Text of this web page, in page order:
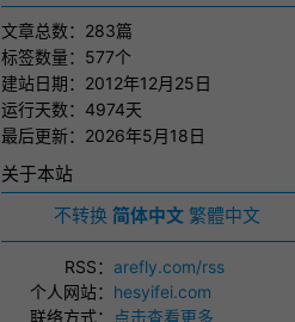
文章总数：283篇
标签数量：577个
建站日期：2012年12月25日
运行天数：4974天
最后更新：2026年5月18日
关于本站
不转换 简体中文 繁體中文
RSS： arefly.com/rss
个人网站： hesyifei.com
联络方式： 点击查看更多